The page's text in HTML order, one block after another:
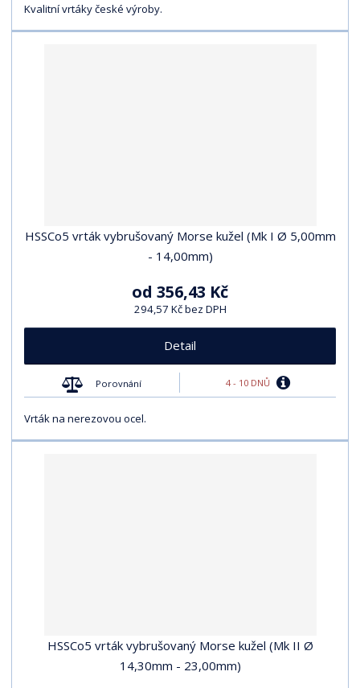
Kvalitní vrtáky české výroby.
HSSCo5 vrták vybrušovaný Morse kužel (Mk I Ø 5,00mm
- 14,00mm)
od 356,43 Kč
294,57 Kč bez DPH
Detail
Porovnání 4 - 10 DNŮ
Vrták na nerezovou ocel.
HSSCo5 vrták vybrušovaný Morse kužel (Mk II Ø
14,30mm - 23,00mm)